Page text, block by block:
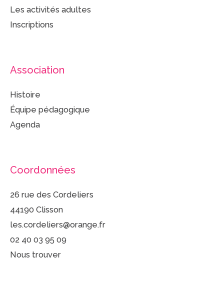
Les activités adultes
Inscriptions
Association
Histoire
Équipe pédagogique
Agenda
Coordonnées
26 rue des Cordeliers
44190 Clisson
les.cordeliers@orange.fr
02 40 03 95 09
Nous trouver